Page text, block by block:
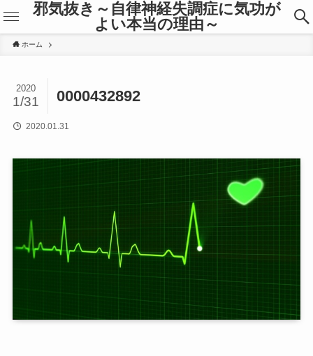
邪気抜き～自律神経失調症に気功が
よい本当の理由～
ホーム
0000432892
2020
1/31
2020.01.31